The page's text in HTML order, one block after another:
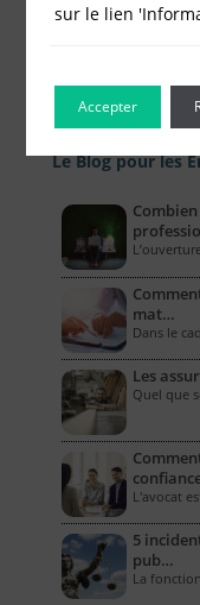
Le Blog pour les
mat…
Dans le
Les
Quel que
L'avocat
5
pub…
La
sur le lien
Accepter